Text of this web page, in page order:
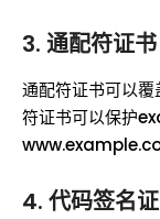
3. 通配符证书
通配符证书可以
符证书可以保护
4. 代码签名